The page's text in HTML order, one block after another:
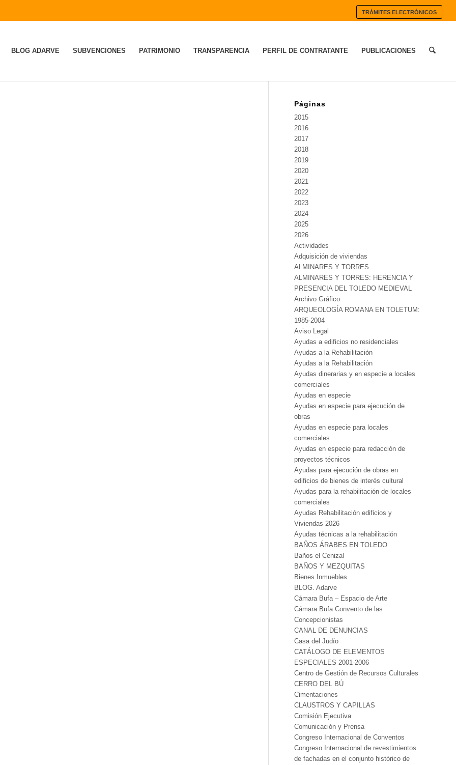
TRÁMITES ELECTRÓNICOS
BLOG ADARVE SUBVENCIONES PATRIMONIO TRANSPARENCIA PERFIL DE CONTRATANTE PUBLICACIONES
Páginas
2015
2016
2017
2018
2019
2020
2021
2022
2023
2024
2025
2026
Actividades
Adquisición de viviendas
ALMINARES Y TORRES
ALMINARES Y TORRES: HERENCIA Y
PRESENCIA DEL TOLEDO MEDIEVAL
Archivo Gráfico
ARQUEOLOGÍA ROMANA EN TOLETUM:
1985-2004
Aviso Legal
Ayudas a edificios no residenciales
Ayudas a la Rehabilitación
Ayudas a la Rehabilitación
Ayudas dinerarias y en especie a locales
comerciales
Ayudas en especie
Ayudas en especie para ejecución de
obras
Ayudas en especie para locales
comerciales
Ayudas en especie para redacción de
proyectos técnicos
Ayudas para ejecución de obras en
edificios de bienes de interés cultural
Ayudas para la rehabilitación de locales
comerciales
Ayudas Rehabilitación edificios y
Viviendas 2026
Ayudas técnicas a la rehabilitación
BAÑOS ÁRABES EN TOLEDO
Baños el Cenizal
BAÑOS Y MEZQUITAS
Bienes Inmuebles
BLOG. Adarve
Cámara Bufa – Espacio de Arte
Cámara Bufa Convento de las
Concepcionistas
CANAL DE DENUNCIAS
Casa del Judío
CATÁLOGO DE ELEMENTOS
ESPECIALES 2001-2006
Centro de Gestión de Recursos Culturales
CERRO DEL BÚ
Cimentaciones
CLAUSTROS Y CAPILLAS
Comisión Ejecutiva
Comunicación y Prensa
Congreso Internacional de Conventos
Congreso Internacional de revestimientos
de fachadas en el conjunto histórico de